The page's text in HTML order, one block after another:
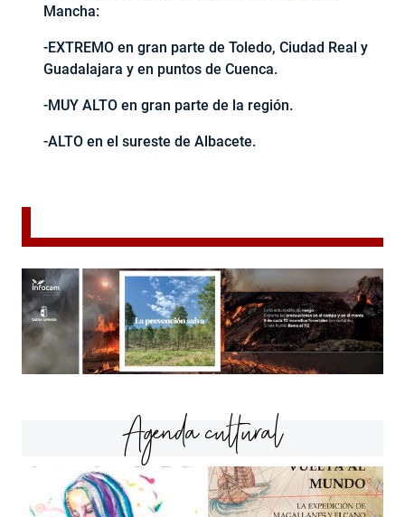
Mancha:
-EXTREMO en gran parte de Toledo, Ciudad Real y
Guadalajara y en puntos de Cuenca.
-MUY ALTO en gran parte de la región.
-ALTO en el sureste de Albacete.
Agenda cultural